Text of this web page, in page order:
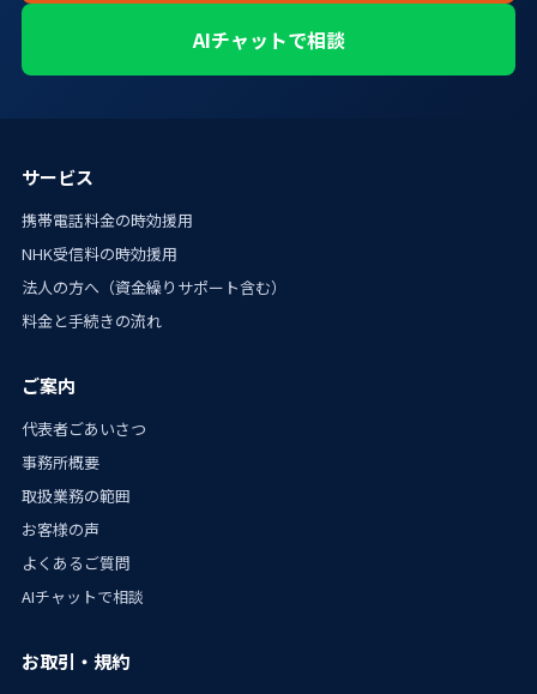
AIチャットで相談
サービス
携帯電話料金の時効援用
NHK受信料の時効援用
法人の方へ（資金繰りサポート含む）
料金と手続きの流れ
ご案内
代表者ごあいさつ
事務所概要
取扱業務の範囲
お客様の声
よくあるご質問
AIチャットで相談
お取引・規約